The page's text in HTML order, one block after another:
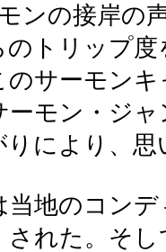
ンの接岸の
のトリップ度
のサーモン
モン・ジ
りにより、 思
当地のコン
された。そ